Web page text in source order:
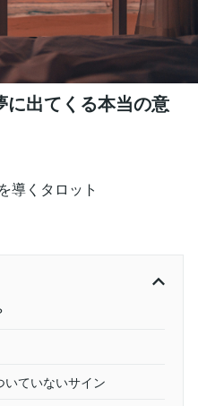
に出てくる本当の意
導くタロット
ていないサイン